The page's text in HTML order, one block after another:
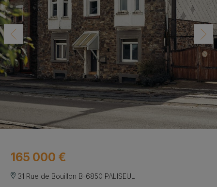
31 Rue de Bouillon B-6850 PALISEUL
165 000 €